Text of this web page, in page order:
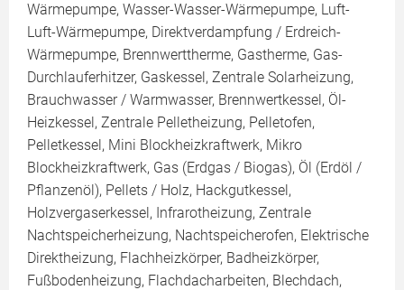
Wärmepumpe, Wasser-Wasser-Wärmepumpe, Luft-
Luft-Wärmepumpe, Direktverdampfung / Erdreich-
Wärmepumpe, Brennwerttherme, Gastherme, Gas-
Durchlauferhitzer, Gaskessel, Zentrale Solarheizung,
Brauchwasser / Warmwasser, Brennwertkessel, Öl-
Heizkessel, Zentrale Pelletheizung, Pelletofen,
Pelletkessel, Mini Blockheizkraftwerk, Mikro
Blockheizkraftwerk, Gas (Erdgas / Biogas), Öl (Erdöl /
Pflanzenöl), Pellets / Holz, Hackgutkessel,
Holzvergaserkessel, Infrarotheizung, Zentrale
Nachtspeicherheizung, Nachtspeicherofen, Elektrische
Direktheizung, Flachheizkörper, Badheizkörper,
Fußbodenheizung, Flachdacharbeiten, Blechdach,